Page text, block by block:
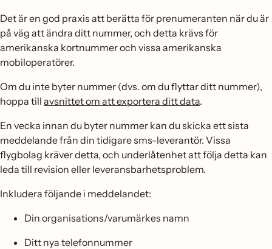
Det är en god praxis att berätta för prenumeranten när du är
på väg att ändra ditt nummer, och detta krävs för
amerikanska kortnummer och vissa amerikanska
mobiloperatörer.
Om du inte byter nummer (dvs. om du flyttar ditt nummer),
hoppa till avsnittet om att exportera ditt data.
En vecka innan du byter nummer kan du skicka ett sista
meddelande från din tidigare sms-leverantör. Vissa
flygbolag kräver detta, och underlåtenhet att följa detta kan
leda till revision eller leveransbarhetsproblem.
Inkludera följande i meddelandet:
Din organisations/varumärkes namn
Ditt nya telefonnummer